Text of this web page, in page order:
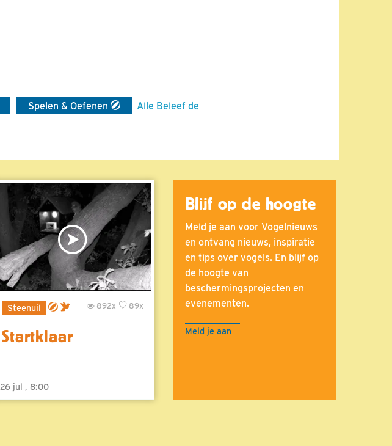
Spelen & Oefenen
Alle Beleef de
Steenuil 89x
892x
Startklaar
26 jul , 8:00
Blijf op de hoogte
Meld je aan voor Vogelnieuws
en ontvang nieuws, inspiratie
en tips over vogels. En blijf op
de hoogte van
beschermingsprojecten en
evenementen.
Meld je aan